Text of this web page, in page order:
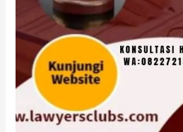
Supriatna,
M.Hum.
Andri
Marpaung,
SH,